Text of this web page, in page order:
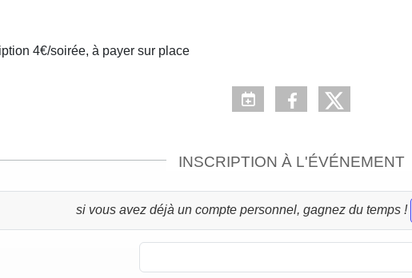
4€/soirée, à payer sur place
INSCRIPTION À L'ÉVÉNEMENT
si vous avez déjà un compte personnel, gagnez du temps !